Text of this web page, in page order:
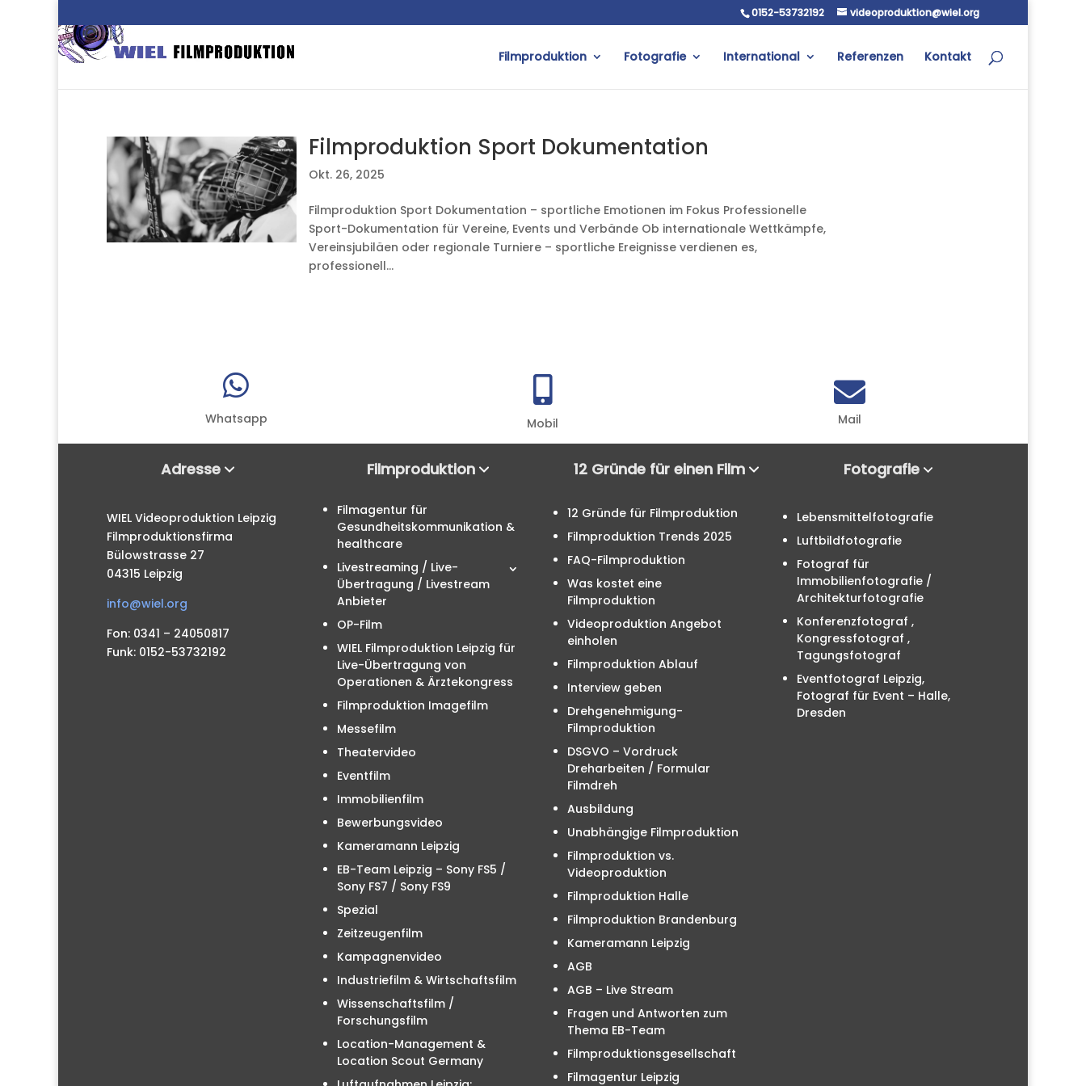
0152-53732192 videoproduktion@wiel.org
Filmproduktion Fotografie International Referenzen Kontakt
Filmproduktion Sport Dokumentation
Okt. 26, 2025
Filmproduktion Sport Dokumentation – sportliche Emotionen im Fokus Professionelle
Sport-Dokumentation für Vereine, Events und Verbände Ob internationale Wettkämpfe,
Vereinsjubiläen oder regionale Turniere – sportliche Ereignisse verdienen es,
professionell...

Whatsapp

Mobil

Mail
Adresse
WIEL Videoproduktion Leipzig
Filmproduktionsfirma
Bülowstrasse 27
04315 Leipzig
info@wiel.org
Fon: 0341 – 24050817
Funk: 0152-53732192
Filmproduktion
Filmagentur für
Gesundheitskommunikation &
healthcare
Livestreaming / Live-
Übertragung / Livestream
Anbieter
OP-Film
WIEL Filmproduktion Leipzig für
Live-Übertragung von
Operationen & Ärztekongress
Filmproduktion Imagefilm
Messefilm
Theatervideo
Eventfilm
Immobilienfilm
Bewerbungsvideo
Kameramann Leipzig
EB-Team Leipzig – Sony FS5 /
Sony FS7 / Sony FS9
Spezial
Zeitzeugenfilm
Kampagnenvideo
Industriefilm & Wirtschaftsfilm
Wissenschaftsfilm /
Forschungsfilm
Location-Management &
Location Scout Germany
12 Gründe für einen Film
12 Gründe für Filmproduktion
Filmproduktion Trends 2025
FAQ-Filmproduktion
Was kostet eine
Filmproduktion
Videoproduktion Angebot
einholen
Filmproduktion Ablauf
Interview geben
Drehgenehmigung-
Filmproduktion
DSGVO – Vordruck
Dreharbeiten / Formular
Filmdreh
Ausbildung
Unabhängige Filmproduktion
Filmproduktion vs.
Videoproduktion
Filmproduktion Halle
Filmproduktion Brandenburg
Kameramann Leipzig
AGB
AGB – Live Stream
Fragen und Antworten zum
Thema EB-Team
Filmproduktionsgesellschaft
Filmagentur Leipzig
Fotografie
Lebensmittelfotografie
Luftbildfotografie
Fotograf für
Immobilienfotografie /
Architekturfotografie
Konferenzfotograf ,
Kongressfotograf ,
Tagungsfotograf
Eventfotograf Leipzig,
Fotograf für Event – Halle,
Dresden